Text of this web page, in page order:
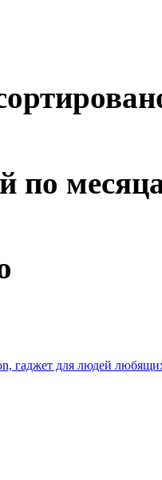
по
гаджет для людей